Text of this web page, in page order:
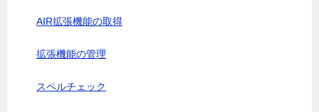
AIR拡張機能の取得
拡張機能の管理
スペルチェック